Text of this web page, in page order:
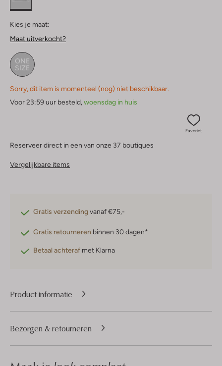
Kies je maat:
Maat uitverkocht?
ONE
SIZE
Sorry, dit item is momenteel (nog) niet beschikbaar.
Voor 23:59 uur besteld,woensdag in huis
Favoriet
Reserveer direct in een van onze 37 boutiques
Vergelijkbare items
Gratis verzendingvanaf €75,-
Gratis retourneren binnen 30 dagen*
Betaal achteraf met Klarna
Product informatie
Bezorgen & retourneren